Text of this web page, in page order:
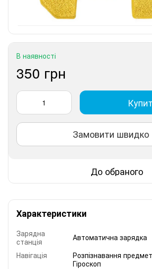
В наявності
350 грн
Замовити швидко
До обраного
Характеристики
Зарядна
станція
Автоматична зарядка
Навігація
Розпізнавання
Гіроскоп